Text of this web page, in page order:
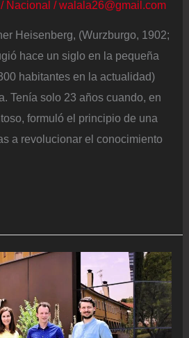
/ Nacional /walala26@gmail.com
Heisenberg, (Wurzburgo, 1902;
hace un siglo en la pequeña
habitantes en la actualidad)
Tenía solo 23 años cuando, en
formuló el principio de una
a revolucionar el conocimiento